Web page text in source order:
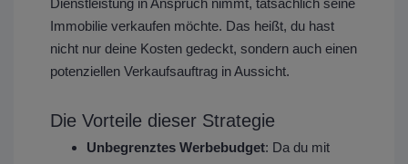
Dienstleistung in Anspruch nimmt, tatsächlich seine
Immobilie verkaufen möchte. Das heißt, du hast
nicht nur deine Kosten gedeckt, sondern auch einen
potenziellen Verkaufsauftrag in Aussicht.
Die Vorteile dieser Strategie
Unbegrenztes Werbebudget: Da du mit